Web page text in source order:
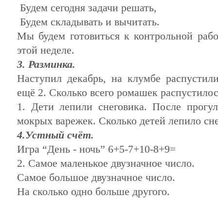
Будем сегодня задачи решать,
Будем складывать и вычитать.
Мы будем готовиться к контрольной
этой неделе.
3. Разминка.
Наступил декабрь, на клумбе
ещё 2. Сколько всего ромашек
1. Дети лепили снеговика. После
мокрых варежек. Сколько детей лепило
4.Устный счёт.
Игра “День - ночь” 6+5-7+10-8+9=
2. Самое маленькое двузначное число.
Самое большое двузначное число.
На сколько одно больше другого.